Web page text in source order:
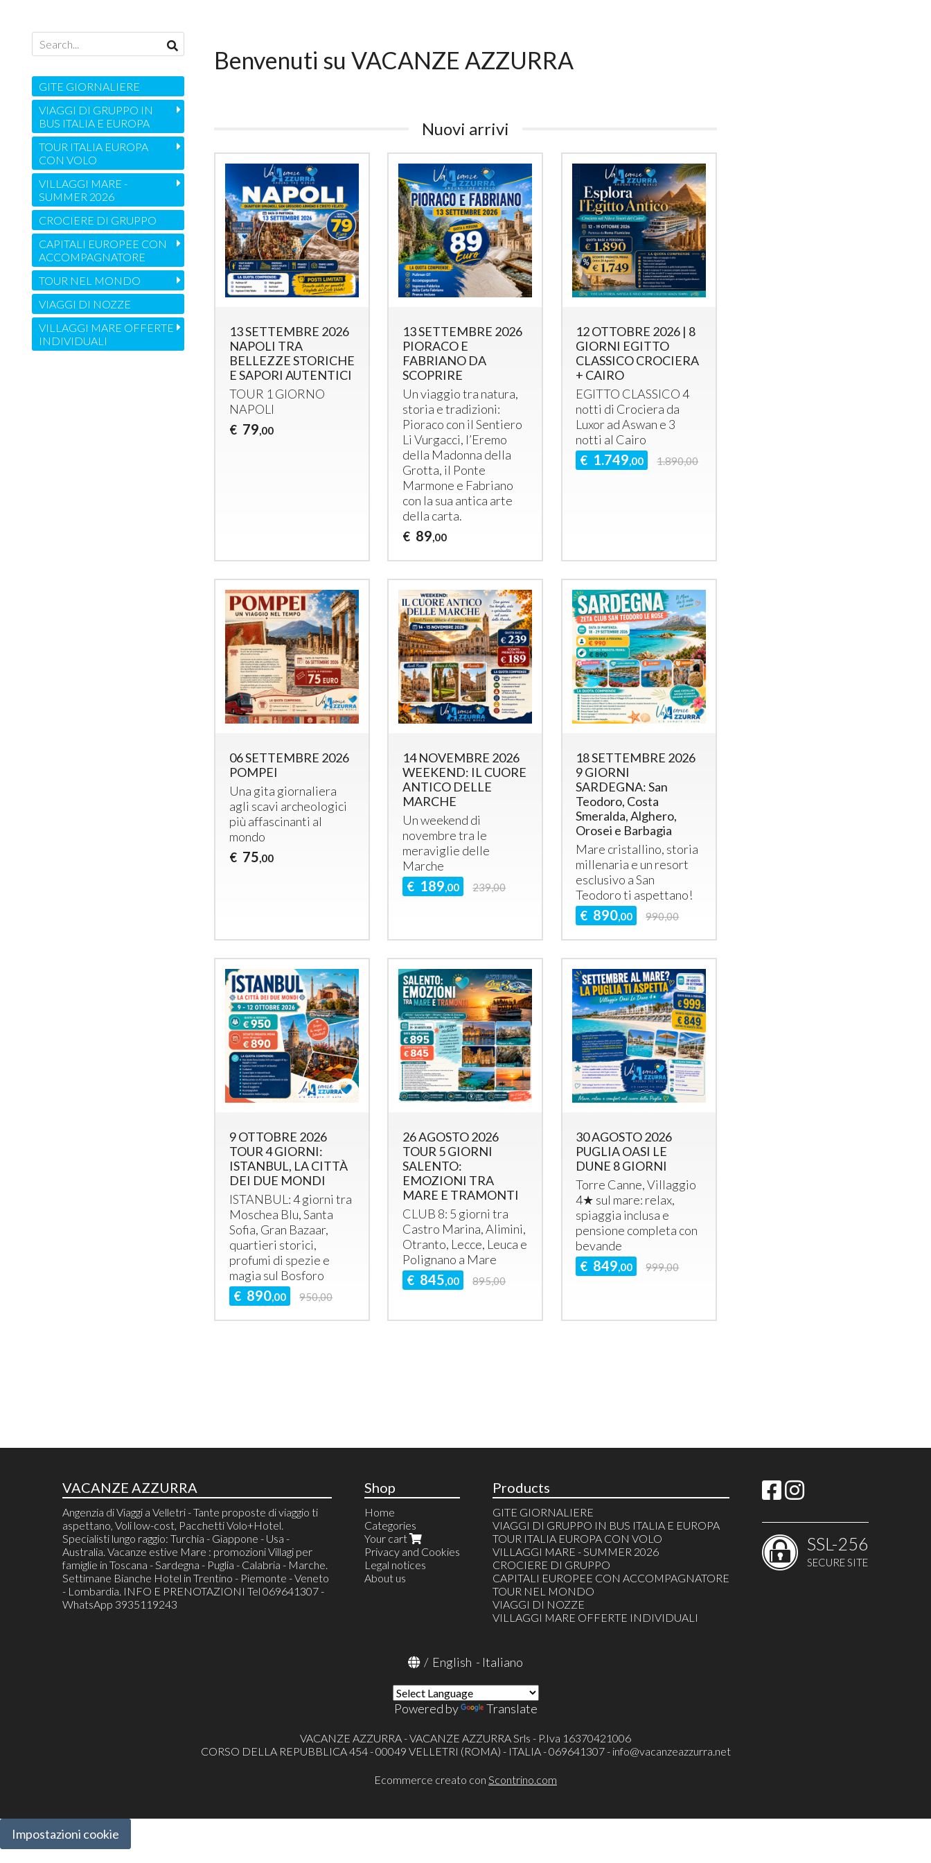
Benvenuti su VACANZE AZZURRA
Nuovi arrivi
13 SETTEMBRE 2026
NAPOLI TRA
BELLEZZE STORICHE
E SAPORI AUTENTICI
TOUR 1 GIORNO
NAPOLI
€ 79,00
13 SETTEMBRE 2026
PIORACO E
FABRIANO DA
SCOPRIRE
Un viaggio tra natura,
storia e tradizioni:
Pioraco con il Sentiero
Li Vurgacci, l’Eremo
della Madonna della
Grotta, il Ponte
Marmone e Fabriano
con la sua antica arte
della carta.
€ 89,00
12 OTTOBRE 2026 | 8
GIORNI EGITTO
CLASSICO CROCIERA
+ CAIRO
EGITTO CLASSICO4
notti di Crociera da
Luxor ad Aswan e 3
notti al Cairo
€ 1.749,00 1.890,00
06 SETTEMBRE 2026
POMPEI
Una gita giornaliera
agli scavi archeologici
più affascinanti al
mondo
€ 75,00
14 NOVEMBRE 2026
WEEKEND: IL CUORE
ANTICO DELLE
MARCHE
Un weekend di
novembre tra le
meraviglie delle
Marche
€ 189,00 239,00
18 SETTEMBRE 2026
9 GIORNI
SARDEGNA: San
Teodoro, Costa
Smeralda, Alghero,
Orosei e Barbagia
Mare cristallino, storia
millenaria e un resort
esclusivo a San
Teodoro ti aspettano!
€ 890,00 990,00
9 OTTOBRE 2026
TOUR 4 GIORNI:
ISTANBUL, LA CITTÀ
DEI DUE MONDI
ISTANBUL : 4 giorni tra
Moschea Blu, Santa
Sofia, Gran Bazaar,
quartieri storici,
profumi di spezie e
magia sul Bosforo
€ 890,00 950,00
26 AGOSTO 2026
TOUR 5 GIORNI
SALENTO:
EMOZIONI TRA
MARE E TRAMONTI
CLUB 8: 5 giorni tra
Castro Marina, Alimini,
Otranto, Lecce, Leuca e
Polignano a Mare
€ 845,00 895,00
30 AGOSTO 2026
PUGLIA OASI LE
DUNE 8 GIORNI
Torre Canne, Villaggio
4★ sul mare: relax,
spiaggia inclusa e
pensione completa con
bevande
€ 849,00 999,00
GITE GIORNALIERE
VIAGGI DI GRUPPO IN
BUS ITALIA E EUROPA
TOUR ITALIA EUROPA
CON VOLO
VILLAGGI MARE -
SUMMER 2026
CROCIERE DI GRUPPO
CAPITALI EUROPEE CON
ACCOMPAGNATORE
TOUR NEL MONDO
VIAGGI DI NOZZE
VILLAGGI MARE OFFERTE
INDIVIDUALI
VACANZE AZZURRA
Angenzia di Viaggi a Velletri - Tante proposte di viaggio ti
aspettano, Voli low-cost, Pacchetti Volo+Hotel.
Specialisti lungo raggio: Turchia - Giappone - Usa -
Australia. Vacanze estive Mare : promozioni Villagi per
famiglie in Toscana - Sardegna - Puglia - Calabria - Marche.
Settimane Bianche Hotel in Trentino - Piemonte - Veneto
- Lombardia. INFO E PRENOTAZIONI Tel 069641307 -
WhatsApp 3935119243
Shop
Home
Categories
Your cart
Privacy and Cookies
Legal notices
About us
Products
GITE GIORNALIERE
VIAGGI DI GRUPPO IN BUS ITALIA E EUROPA
TOUR ITALIA EUROPA CON VOLO
VILLAGGI MARE - SUMMER 2026
CROCIERE DI GRUPPO
CAPITALI EUROPEE CON ACCOMPAGNATORE
TOUR NEL MONDO
VIAGGI DI NOZZE
VILLAGGI MARE OFFERTE INDIVIDUALI
SSL-256
SECURE SITE
/ English - Italiano
Powered by Translate
VACANZE AZZURRA - VACANZE AZZURRA Srls - P.Iva 16370421006
CORSO DELLA REPUBBLICA 454 - 00049 VELLETRI (ROMA) - ITALIA - 069641307 - info@vacanzeazzurra.net
Ecommerce creato con Scontrino.com
Impostazioni cookie